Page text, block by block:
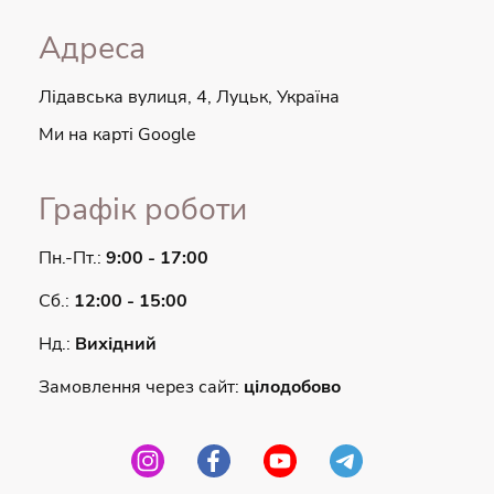
Адреса
Лідавська вулиця, 4, Луцьк, Україна
Ми на карті Google
Графік роботи
Пн.-Пт.: 9:00 - 17:00
Сб.: 12:00 - 15:00
Нд.: Вихідний
Замовлення через сайт: цілодобово